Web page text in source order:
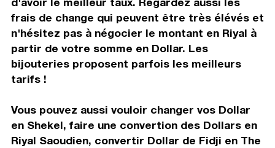
frais de change qui peuvent être très élévés et
n'hésitez pas à négocier le montant en Riyal à
partir de votre somme en Dollar. Les
bijouteries proposent parfois les meilleurs
tarifs !
Vous pouvez aussi vouloir changer vos Dollar
en Shekel, faire une convertion des Dollars en
Riyal Saoudien, convertir Dollar de Fidji en The